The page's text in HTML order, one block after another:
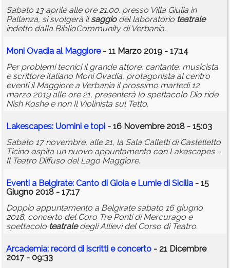
Sabato 13 aprile alle ore 21.00. presso Villa Giulia in
Pallanza, si svolgerà ilsaggiodel laboratorio teatrale
indetto dalla BiblioCommunity di Verbania.
Moni Ovadia al Maggiore- 11 Marzo 2019 - 17:14
Per problemi tecnici il grande attore, cantante, musicista
e scrittore italiano Moni Ovadia, protagonista al centro
eventi il Maggiore a Verbania il prossimo martedì 12
marzo 2019 alle ore 21, presenterà lo spettacolo Dio ride
Nish Koshe e non Il Violinista sul Tetto.
Lakescapes: Uomini e topi - 16 Novembre 2018 - 15:03
Sabato 17 novembre, alle 21, la Sala Calletti di Castelletto
Ticino ospita un nuovo appuntamento con Lakescapes –
Il Teatro Diffuso del Lago Maggiore.
Eventi a Belgirate: Canto di Gioia e Lumie di Sicilia - 15
Giugno 2018 - 17:17
Doppio appuntamento a Belgirate sabato 16 giugno
2018, concerto del Coro Tre Ponti di Mercurago e
spettacolo teatraledegli Allievi del Corso di Teatro.
Arcademia: record di iscritti e concerto - 21 Dicembre
2017 - 09:33